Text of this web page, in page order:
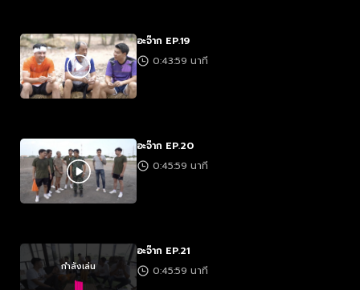
อะจ๊าก EP.19
0:43:59 นาที
อะจ๊าก EP.20
0:45:59 นาที
กำลังเล่น
อะจ๊าก EP.21
0:45:59 นาที